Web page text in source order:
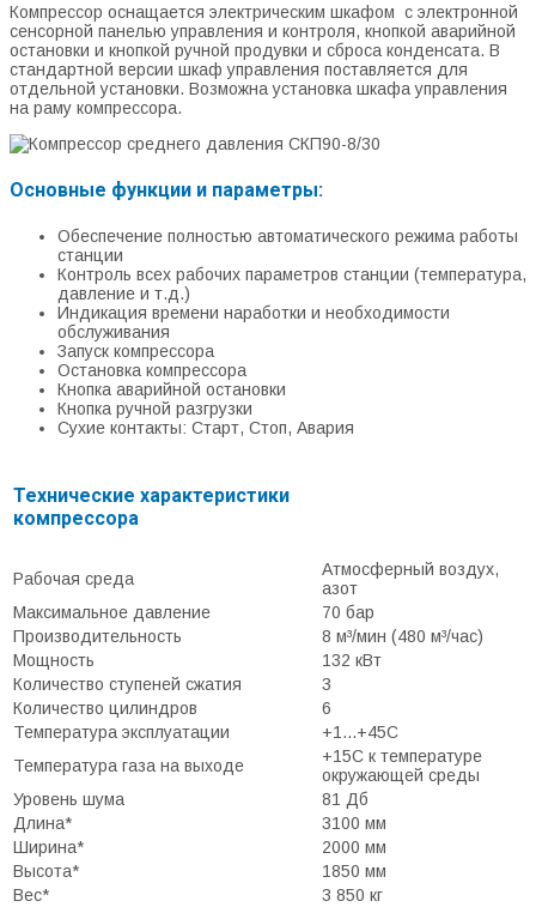
Компрессор оснащается электрическим шкафом с электронной
сенсорной панелью управления и контроля, кнопкой аварийной
остановки и кнопкой ручной продувки и сброса конденсата. В
стандартной версии шкаф управления поставляется для
отдельной установки. Возможна установка шкафа управления
на раму компрессора.
Основные функции и параметры:
Обеспечение полностью автоматического режима работы
станции
Контроль всех рабочих параметров станции (температура,
давление и т.д.)
Индикация времени наработки и необходимости
обслуживания
Запуск компрессора
Остановка компрессора
Кнопка аварийной остановки
Кнопка ручной разгрузки
Сухие контакты: Старт, Стоп, Авария
Технические характеристики
компрессора
Рабочая среда
Атмосферный воздух,
азот
Максимальное давление
70 бар
Производительность
8 м³/мин (480 м³/час)
Мощность
132 кВт
Количество ступеней сжатия
3
Количество цилиндров
6
Температура эксплуатации
+1...+45С
Температура газа на выходе
+15С к температуре
окружающей среды
Уровень шума
81 Дб
Длина*
3100 мм
Ширина*
2000 мм
Высота*
1850 мм
Вес*
3 850 кг